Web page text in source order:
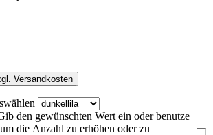
Versandkosten
den gewünschten Wert ein oder benutze
die Anzahl zu erhöhen oder zu